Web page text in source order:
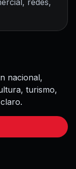
nacional,
turismo,